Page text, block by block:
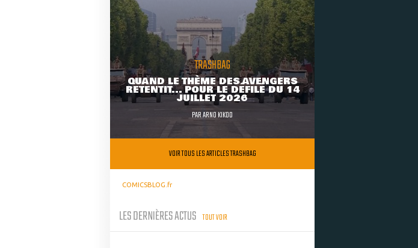
TRASHBAG
QUAND LE THÈME DES AVENGERS
RETENTIT... POUR LE DÉFILÉ DU 14
JUILLET 2026
PARARNO KIKOO
VOIR TOUS LES ARTICLES TRASHBAG
COMICSBLOG.fr
LES DERNIÈRES ACTUS TOUT VOIR